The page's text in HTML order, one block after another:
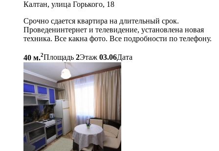
Калтан, улица Горького, 18
Срочно сдается квартира на длительный срок.
Проведенинтернет и телевидение, установлена новая
техника. Все какна фото. Все подробности по телефону.
40 м.2Площадь 2Этаж 03.06Дата